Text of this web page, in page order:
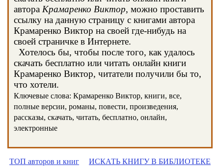
автора Крамаренко Виктор, можно проставить
ссылку на данную страницу с книгами автора
Крамаренко Виктор на своей где-нибудь на
своей страничке в Интернете.
Хотелось бы, чтобы после того, как удалось
скачать бесплатно или читать онлайн книги
Крамаренко Виктор, читатели получили бы то,
что хотели.
Ключевые слова: Крамаренко Виктор, книги, все,
полные версии, романы, повести, произведения,
рассказы, скачать, читать, бесплатно, онлайн,
электронные
ТОП авторов и книг ИСКАТЬ КНИГУ В БИБЛИОТЕКЕ